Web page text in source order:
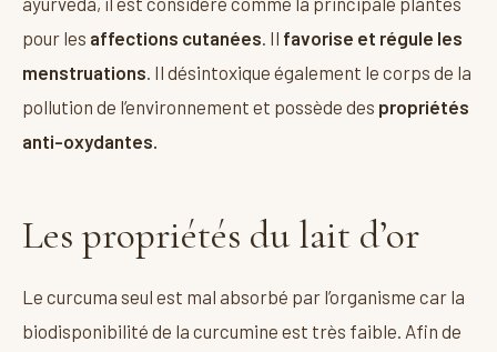
pour les affections cutanées . Il favorise et régule les
menstruations . Il désintoxique également le corps de la
pollution de l’environnement et possède des propriétés
anti-oxydantes.
Les propriétés du lait d’or
Le curcuma seul est mal absorbé par l’organisme car la
biodisponibilité de la curcumine est très faible. Afin de